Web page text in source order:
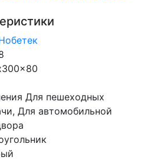
Для пешеходных
Для автомобильной